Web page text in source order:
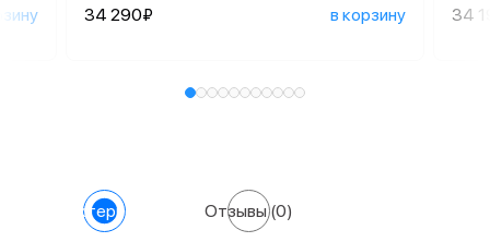
34 290₽ в корзину 34
Характеристики Отзывы(0)